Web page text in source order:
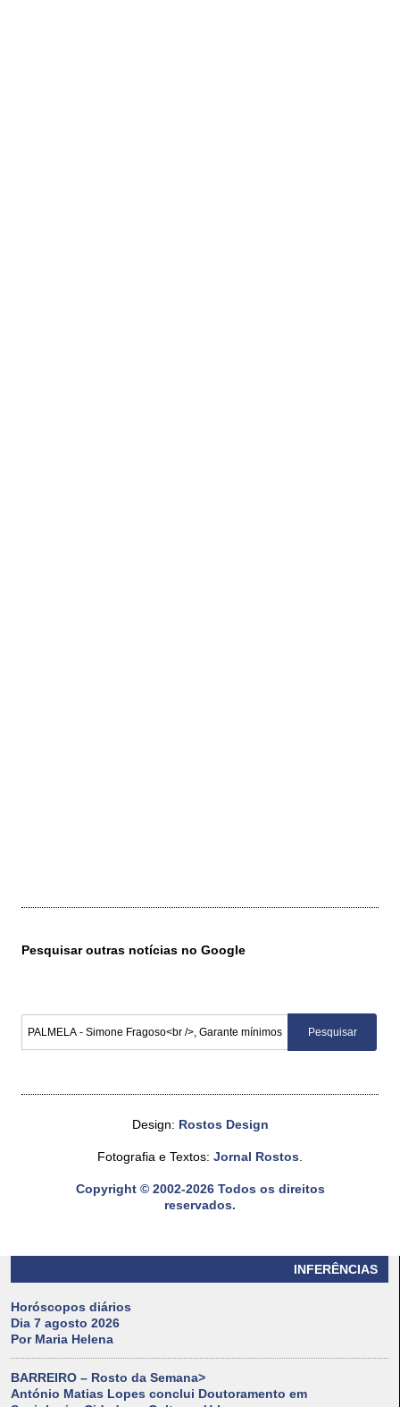
INFERÊNCIAS
Horóscopos diários
Dia 7 agosto 2026
Por Maria Helena
BARREIRO – Rosto da Semana>
António Matias Lopes conclui Doutoramento em
Pesquisar outras notícias no Google
Design: Rostos Design
Fotografia e Textos: Jornal Rostos.
Copyright © 2002-2026 Todos os direitos
reservados.